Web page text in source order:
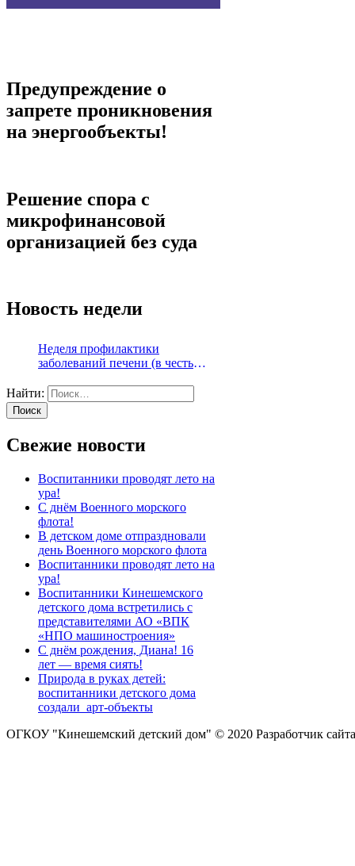
Предупреждение о
запрете проникновения
на энергообъекты!
Решение спора с
микрофинансовой
организацией без суда
Новость недели
Неделя профилактики
заболеваний печени (в честь
гепатитом 28 июля)
Найти:
Свежие новости
Воспитанники проводят лето на
ура!
С днём Военного морского
флота!
В детском доме отпраздновали
день Военного морского флота
Воспитанники проводят лето на
ура!
Воспитанники Кинешемского
детского дома встретились с
представителями АО «ВПК
«НПО машиностроения»
С днём рождения, Диана! 16
лет — время сиять!
Природа в руках детей:
воспитанники детского дома
создали арт-объекты
ОГКОУ "Кинешемский детский дом" © 2020 Разработчик